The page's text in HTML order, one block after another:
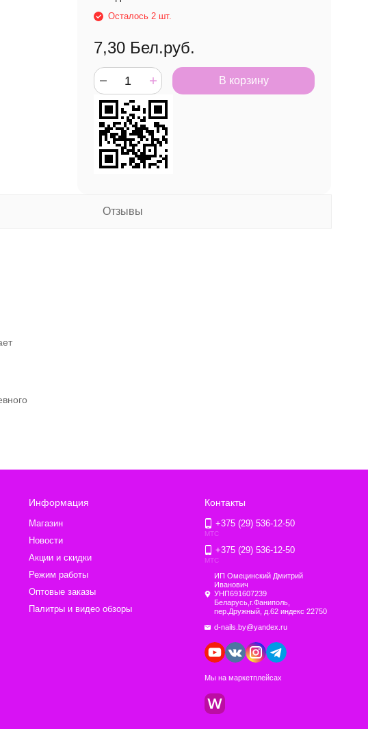
Осталось 2 шт.
7,30 Бел.руб.
В корзину
Отзывы
Информация
Магазин
Новости
Акции и скидки
Режим работы
Оптовые заказы
Палитры и видео обзоры
Контакты
+375 (29) 536-12-50
МТС
+375 (29) 536-12-50
МТС
ИП Омецинский Дмитрий
Иванович
УНП691607239
Беларусь,г.Фаниполь,
пер.Дружный, д.62 индекс 22750
d-nails.by@yandex.ru
Мы на маркетплейсах